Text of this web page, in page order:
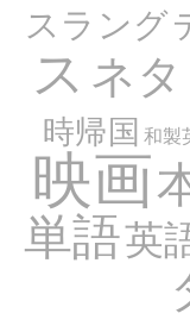
スラング
ス ネタ
時帰国 和製
映画
単語英